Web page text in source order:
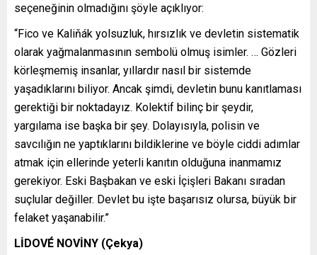
seçeneğinin olmadığını şöyle açıklıyor:
“Fico ve Kaliňák yolsuzluk, hırsızlık ve devletin sistematik
olarak yağmalanmasının sembolü olmuş isimler. … Gözleri
körleşmemiş insanlar, yıllardır nasıl bir sistemde
yaşadıklarını biliyor. Ancak şimdi, devletin bunu kanıtlaması
gerektiği bir noktadayız. Kolektif bilinç bir şeydir,
yargılama ise başka bir şey. Dolayısıyla, polisin ve
savcılığın ne yaptıklarını bildiklerine ve böyle ciddi adımlar
atmak için ellerinde yeterli kanıtın olduğuna inanmamız
gerekiyor. Eski Başbakan ve eski İçişleri Bakanı sıradan
suçlular değiller. Devlet bu işte başarısız olursa, büyük bir
felaket yaşanabilir.”
LİDOVÉ NOVİNY (Çekya)